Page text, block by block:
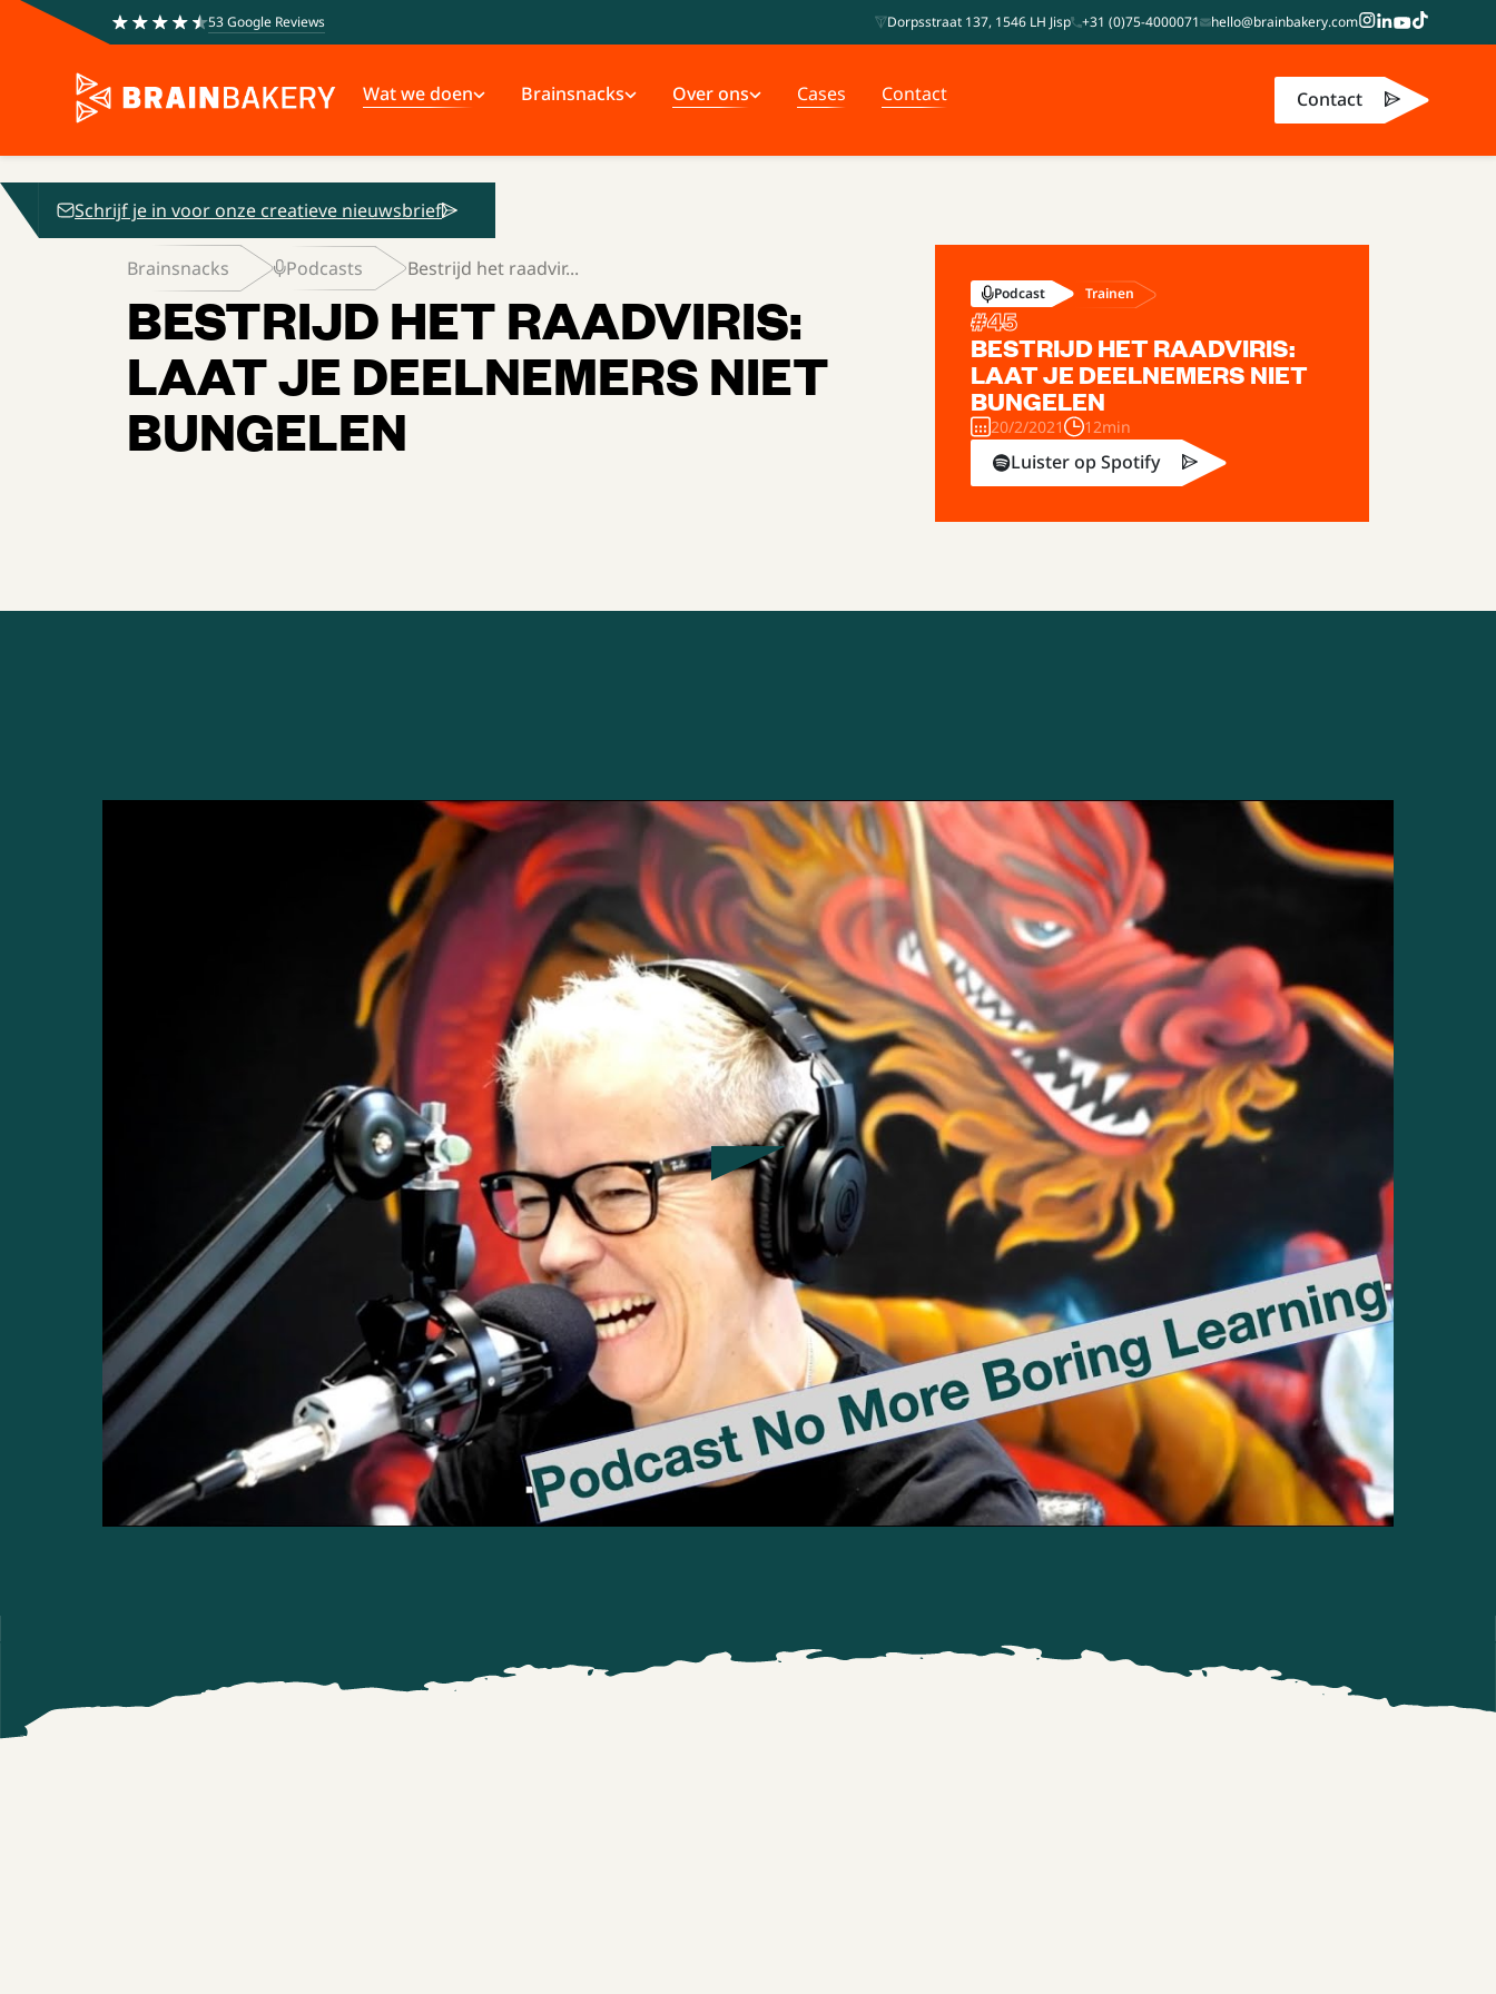
53 Google Reviews Dorpsstraat 137, 1546 LH Jisp +31 (0)75-4000071 hello@brainbakery.com
Wat we doen Brainsnacks Over ons Cases Contact Contact
Schrijf je in voor onze creatieve nieuwsbrief
Brainsnacks Podcasts Bestrijd het raadvir...
BESTRIJD HET RAADVIRIS:
LAAT JE DEELNEMERS NIET
BUNGELEN
Podcast Trainen
#45
BESTRIJD HET RAADVIRIS:
LAAT JE DEELNEMERS NIET
BUNGELEN
20/2/2021 12min
Luister op Spotify